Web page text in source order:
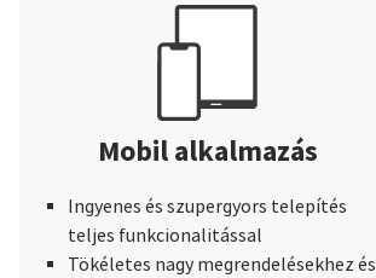
Mobil alkalmazás
Ingyenes és szupergyors telepítés
teljes funkcionalitással
Tökéletes nagy megrendelésekhez és